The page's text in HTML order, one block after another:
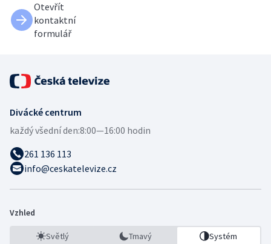
Otevřít
kontaktní
formulář
Divácké centrum
každý všední den:8:00—16:00 hodin
261 136 113
info@ceskatelevize.cz
Vzhled
Světlý Tmavý Systém